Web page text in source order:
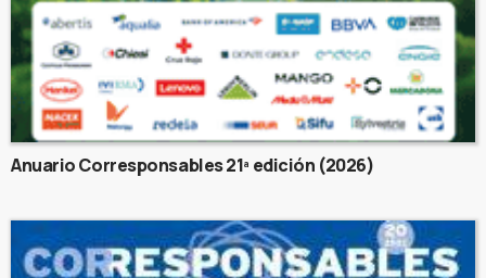
Anuario Corresponsables 21ª edición (2026)